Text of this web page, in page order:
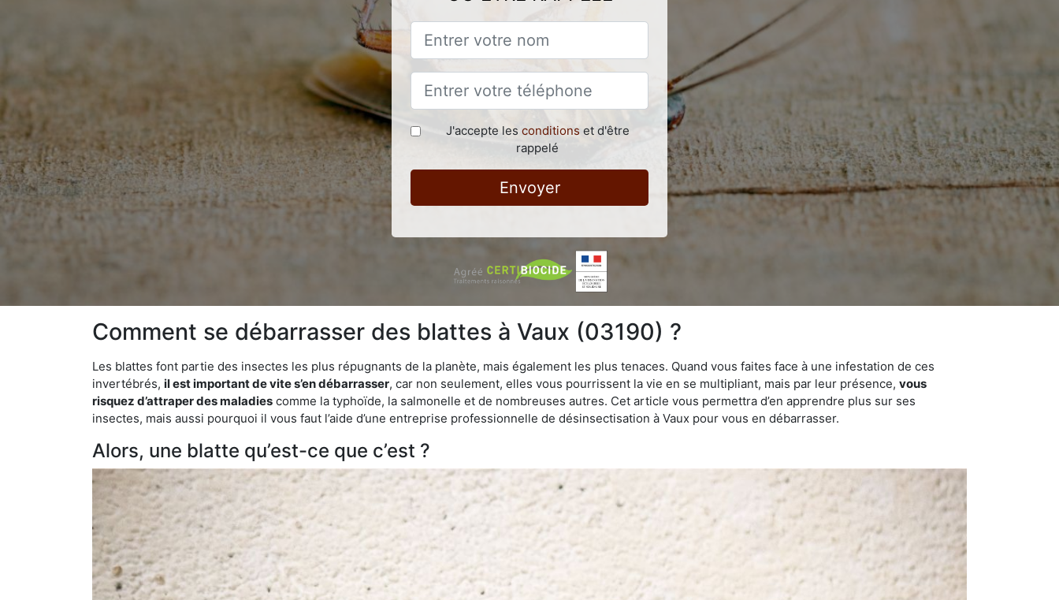
J'accepte les conditions et d'être
rappelé
Envoyer
Comment se débarrasser des blattes à Vaux (03190) ?
Les blattes font partie des insectes les plus répugnants de la planète, mais également les plus tenaces. Quand vous faites face à une infestation de ces
invertébrés, il est important de vite s’en débarrasser, car non seulement, elles vous pourrissent la vie en se multipliant, mais par leur présence, vous
risquez d’attraper des maladies comme la typhoïde, la salmonelle et de nombreuses autres. Cet article vous permettra d’en apprendre plus sur ses
insectes, mais aussi pourquoi il vous faut l’aide d’une entreprise professionnelle de désinsectisation à Vaux pour vous en débarrasser.
Alors, une blatte qu’est-ce que c’est ?